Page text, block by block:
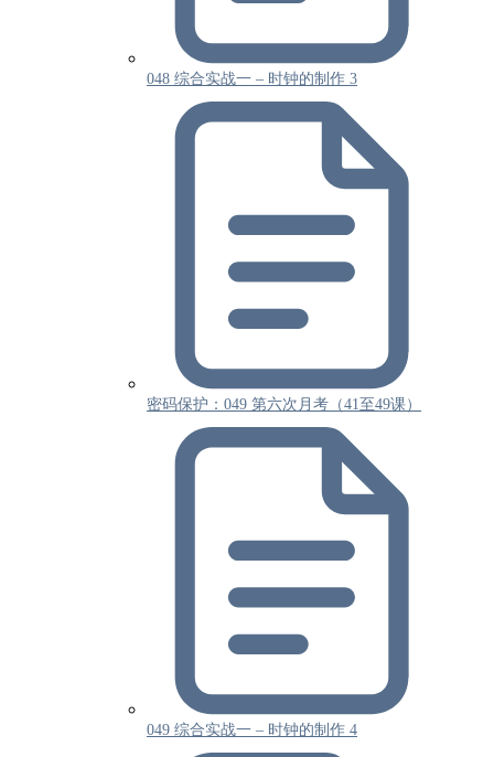
048 综合实战一 – 时钟的制作 3
密码保护：049 第六次月考（41至49课）
049 综合实战一 – 时钟的制作 4